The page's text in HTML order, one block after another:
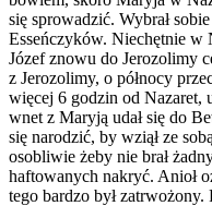
się sprowadzić. Wybrał
Esseńczyków. Niechętnie w
Józef znowu do Jerozolimy
z Jerozolimy, o północy
więcej 6 godzin od Nazaret,
wnet z Maryją udał się do
się narodzić, by wziął ze
osobliwie żeby nie brał
haftowanych nakryć. Anioł
tego bardzo był zatrwożony.